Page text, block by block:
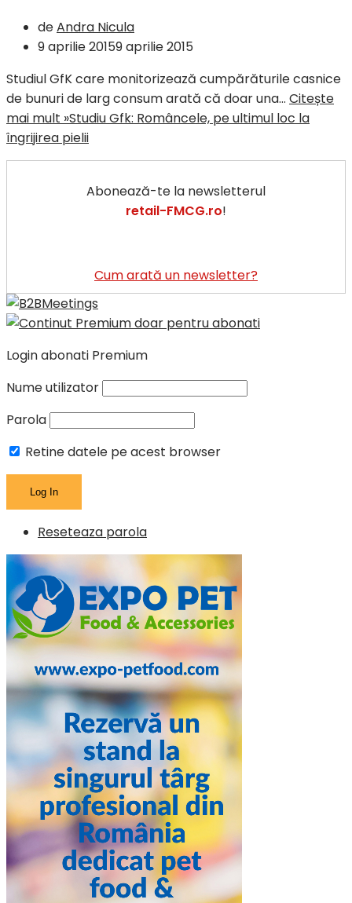
deAndra Nicula
9 aprilie 20159 aprilie 2015
Studiul GfK care monitorizează cumpărăturile casnice
de bunuri de larg consum arată că doar una… Citește
mai mult »Studiu Gfk: Româncele, pe ultimul loc la
îngrijirea pielii
Abonează-te la newsletterul
retail-FMCG.ro!
Cum arată un newsletter?
Login abonati Premium
Nume utilizator
Parola
Retine datele pe acest browser
Reseteaza parola